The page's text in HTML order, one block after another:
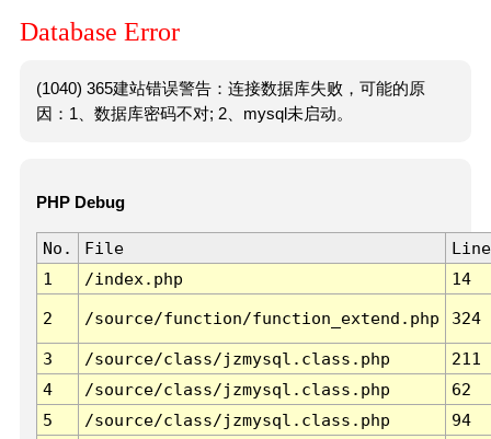
Database Error
(1040) 365建站错误警告：连接数据库失败，可能的原
因：1、数据库密码不对; 2、mysql未启动。
PHP Debug
No. File
Line
1
/index.php 14
2 /source/function/function_extend.php 324
3 /source/class/jzmysql.class.php
211
4
/source/class/jzmysql.class.php
62
5
/source/class/jzmysql.class.php
94